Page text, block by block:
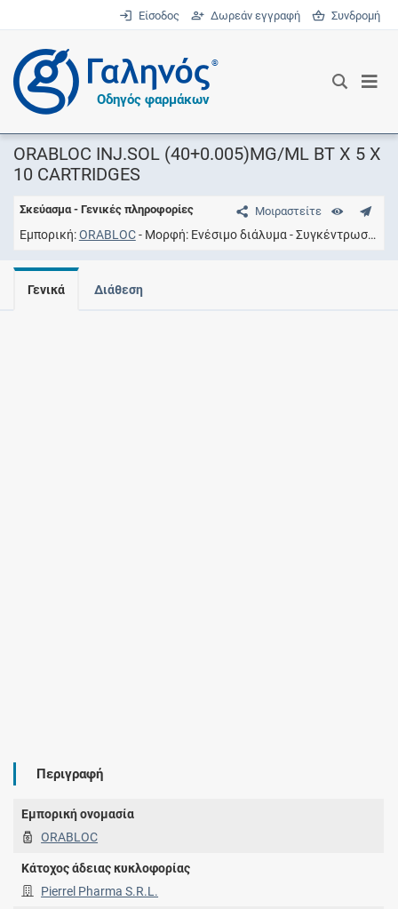
Είσοδος Δωρεάν εγγραφή Συνδρομή
®
Οδηγός φαρμάκων
ORABLOC INJ.SOL (40+0.005)MG/ML BT X 5 X
10 CARTRIDGES
Μοιραστείτε
Σκεύασμα - Γενικές πληροφορίες
Εμπορική ORABLOC Μορφή Ενέσιμο διάλυμα Συγκέντρωση
Γενικά Διάθεση
Περιγραφή
Εμπορική ονομασία
ORABLOC
Κάτοχος άδειας κυκλοφορίας
Pierrel Pharma S.R.L.